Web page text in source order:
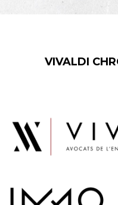
VIVALDI